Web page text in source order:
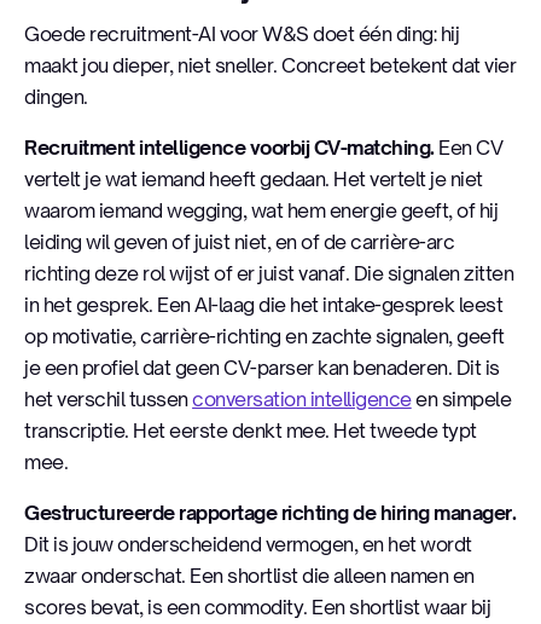
Goede recruitment-AI voor W&S doet één ding: hij
maakt jou dieper, niet sneller. Concreet betekent dat vier
dingen.
Recruitment intelligence voorbij CV-matching.Een CV
vertelt je wat iemand heeft gedaan. Het vertelt je niet
waarom iemand wegging, wat hem energie geeft, of hij
leiding wil geven of juist niet, en of de carrière-arc
richting deze rol wijst of er juist vanaf. Die signalen zitten
in het gesprek. Een AI-laag die het intake-gesprek leest
op motivatie, carrière-richting en zachte signalen, geeft
je een profiel dat geen CV-parser kan benaderen. Dit is
het verschil tussenconversation intelligenceen simpele
transcriptie. Het eerste denkt mee. Het tweede typt
mee.
Gestructureerde rapportage richting de hiring manager.
Dit is jouw onderscheidend vermogen, en het wordt
zwaar onderschat. Een shortlist die alleen namen en
scores bevat, is een commodity. Een shortlist waar bij